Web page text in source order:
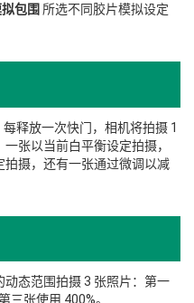
包围 所选不同胶片模拟设定
释放一次快门，相机将拍摄 1
张以当前白平衡设定拍摄，
摄，还有一张通过微调以减
态范围拍摄 3 张照片：第一
三张使用 400%。